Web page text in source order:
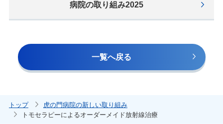
病院の取り組み2025
⼀覧へ戻る
トップ
虎の門病院の新しい取り組み
トモセラピーによるオーダーメイド放射線治療